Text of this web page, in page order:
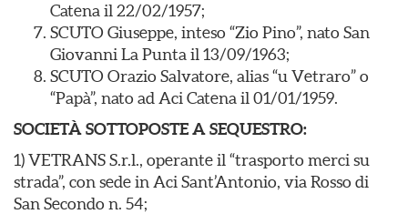
Catena il 22/02/1957;
SCUTO Giuseppe, inteso “Zio Pino”, nato San
Giovanni La Punta il 13/09/1963;
SCUTO Orazio Salvatore, alias “u Vetraro” o
“Papà”, nato ad Aci Catena il 01/01/1959.
SOCIETÀ SOTTOPOSTE A SEQUESTRO:
1) VETRANS S.r.l., operante il “trasporto merci su
strada”, con sede in Aci Sant’Antonio, via Rosso di
San Secondo n. 54;